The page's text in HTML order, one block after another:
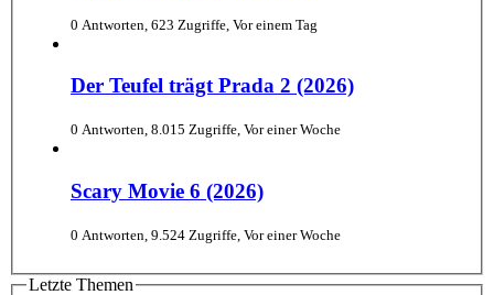
0 Antworten, 623 Zugriffe, Vor einem Tag
Der Teufel trägt Prada 2 (2026)
0 Antworten, 8.015 Zugriffe, Vor einer Woche
Scary Movie 6 (2026)
0 Antworten, 9.524 Zugriffe, Vor einer Woche
Letzte Themen